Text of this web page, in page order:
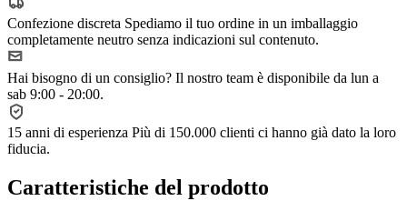
Confezione discreta Spediamo il tuo ordine in un imballaggio
completamente neutro senza indicazioni sul contenuto.
Hai bisogno di un consiglio? Il nostro team è disponibile da lun a
sab 9:00 - 20:00.
15 anni di esperienza Più di 150.000 clienti ci hanno già dato la loro
fiducia.
Caratteristiche del prodotto